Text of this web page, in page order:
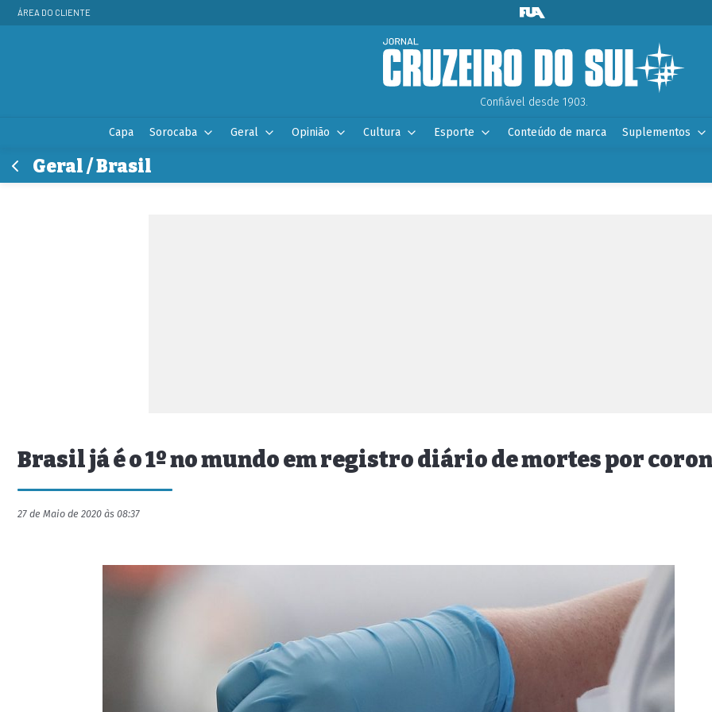
ÁREA DO CLIENTE
Confiável desde 1903.
Capa Sorocaba Geral Opinião Cultura Esporte Conteúdo de marca Suplementos
Geral / Brasil
Brasil já é o 1º no mundo em registro diário de mortes por
27 de Maio de 2020 às 08:37